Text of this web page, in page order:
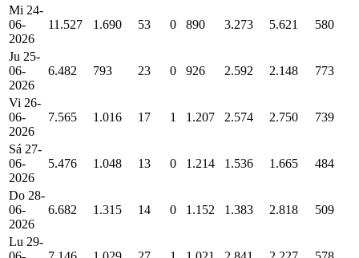
Mi 24-
06-
2026
11.527 1.690 53 0 890 3.273 5.621 580
Ju 25-
06-
2026
6.482 793 23 0 926 2.592 2.148 773
Vi 26-
06-
2026
7.565 1.016 17 1 1.207 2.574 2.750 739
Sá 27-
06-
2026
5.476 1.048 13 0 1.214 1.536 1.665 484
Do 28-
06-
2026
6.682 1.315 14 0 1.152 1.383 2.818 509
Lu 29-